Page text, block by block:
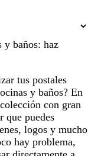
y baños: haz
tus postales
y baños? En
con gran
que puedes
logos y mucho
hay problema,